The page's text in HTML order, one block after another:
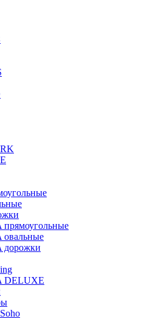
DELUXE